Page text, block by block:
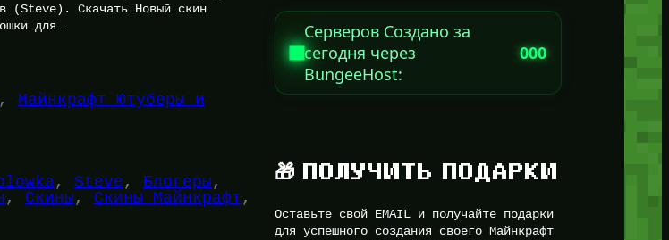
(Steve). Скачать Новый скин
для…
, Майнкрафт Ютуберы и
, Steve , Блогеры
, Скины , Скины Майнкрафт
Серверов Создано за
сегодня через
BungeeHost:
000
🎁 ПОЛУЧИТЬ ПОДАРКИ
Оставьте свой EMAIL и получайте подарки
для успешного создания своего Майнкрафт